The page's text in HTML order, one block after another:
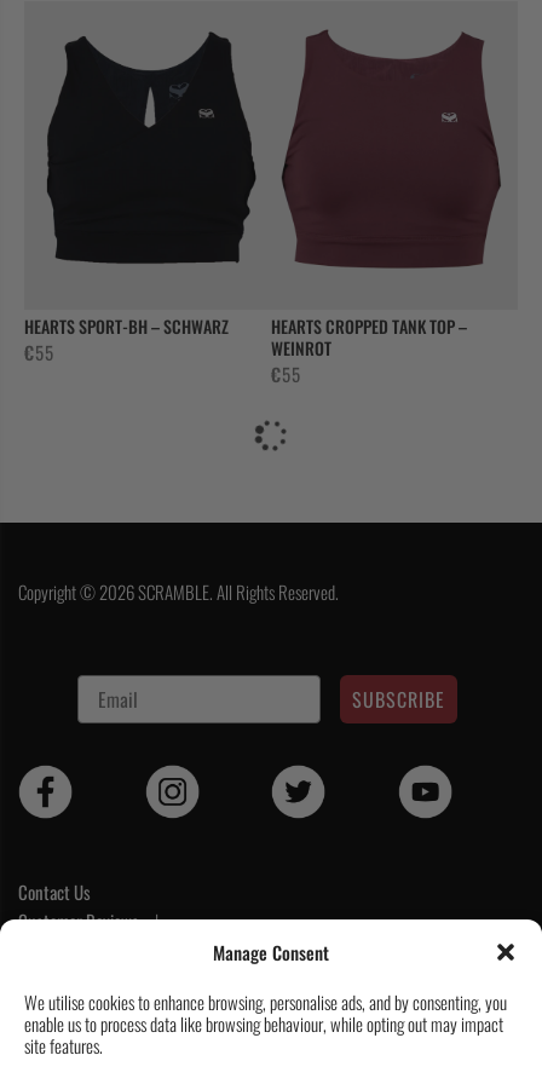
Manage Consent
We utilise cookies to enhance browsing, personalise ads, and by consenting, you
enable us to process data like browsing behaviour, while opting out may impact
site features.
war:
€36.
HEARTS SPORT-BH – SCHWARZ
€55
HEARTS CROPPED TANK TOP –
WEINROT
€55
Copyright © 2026 SCRAMBLE. All Rights Reserved.
SUBSCRIBE
Contact Us
Customer Reviews |
Help & Delivery Info
GPSR compliance